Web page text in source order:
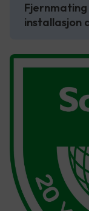
installasjon